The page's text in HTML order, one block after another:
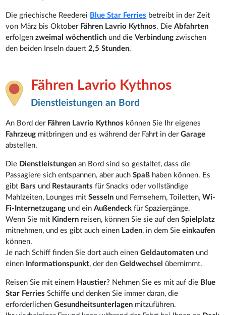
Die griechische Reederei Blue Star Ferries betreibt in der Zeit
von März bis Oktober Fähren Lavrio Kythnos. DieAbfahrten
erfolgenzweimal wöchentlich und dieVerbindungzwischen
den beiden Inseln dauert 2,5 Stunden.
Fähren Lavrio Kythnos
Dienstleistungen an Bord
An Bord der Fähren Lavrio Kythnos können Sie Ihr eigenes
Fahrzeug mitbringen und es während der Fahrt in derGarage
abstellen.
Die Dienstleistungenan Bord sind so gestaltet, dass die
Passagiere sich entspannen, aber auchSpaß haben können. Es
gibt Bars und Restaurantsfür Snacks oder vollständige
Mahlzeiten, Lounges mitSesseln und Fernsehern, Toiletten,Wi-
Fi-Internetzugang und einAußendeckfür Spaziergänge.
Wenn Sie mit Kindern reisen, können Sie sie auf denSpielplatz
mitnehmen, und es gibt auch einen Laden, in dem Sieeinkaufen
können.
Je nach Schiff finden Sie dort auch einenGeldautomaten und
einen Informationspunkt, der denGeldwechsel übernimmt.
Reisen Sie mit einem Haustier? Nehmen Sie es mit auf die Blue
Star FerriesSchiffe und denken Sie immer daran, die
erforderlichenGesundheitsunterlagen mitzuführen.